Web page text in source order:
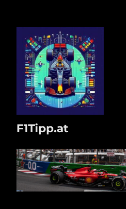
F1Tipp.at